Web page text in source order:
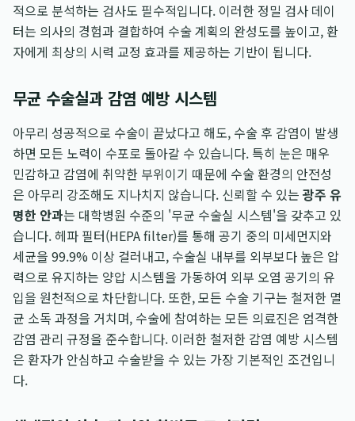
적으로 분석하는 검사도 필수적입니다. 이러한 정밀 검사 데이
터는 의사의 경험과 결합하여 수술 계획의 완성도를 높이고, 환
자에게 최상의 시력 교정 효과를 제공하는 기반이 됩니다.
무균 수술실과 감염 예방 시스템
아무리 성공적으로 수술이 끝났다고 해도, 수술 후 감염이 발생
하면 모든 노력이 수포로 돌아갈 수 있습니다. 특히 눈은 매우
민감하고 감염에 취약한 부위이기 때문에 수술 환경의 안전성
은 아무리 강조해도 지나치지 않습니다. 신뢰할 수 있는광주 유
명한 안과는 대학병원 수준의 '무균 수술실 시스템'을 갖추고 있
습니다. 헤파 필터(HEPA filter)를 통해 공기 중의 미세먼지와
세균을 99.9% 이상 걸러내고, 수술실 내부를 외부보다 높은 압
력으로 유지하는 양압 시스템을 가동하여 외부 오염 공기의 유
입을 원천적으로 차단합니다. 또한, 모든 수술 기구는 철저한 멸
균 소독 과정을 거치며, 수술에 참여하는 모든 의료진은 엄격한
감염 관리 규정을 준수합니다. 이러한 철저한 감염 예방 시스템
은 환자가 안심하고 수술받을 수 있는 가장 기본적인 조건입니
다.